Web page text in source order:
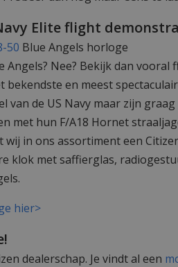
Elite flight
Blue Angels horloge
Angels? Nee? Bekijk dan
bekendste en meest
van de US Navy maar zijn
met hun F/A18 Hornet
in ons assortiment een
klok met saffierglas,
hier>
dealerschap. Je vindt al een